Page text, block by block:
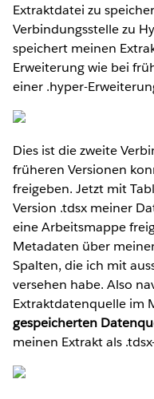
Extraktdatei zu
Verbindungsstelle zu
speichert meinen
Erweiterung wie bei
einer .hyper-
Dies ist die zweite
früheren Versionen
freigeben. Jetzt mit
Version .tdsx meiner
eine Arbeitsmappe
Metadaten über
Spalten, die ich mit
versehen habe. Also
Extraktdatenquelle im
gespeicherten
meinen Extrakt als